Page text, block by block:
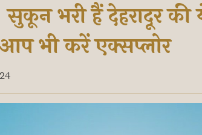
भरी हैं देहरादूर की
भी करें एक्सप्लोर